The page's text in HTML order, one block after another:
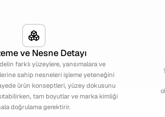
ve Nesne Detayı
farklı yüzeylere, yansımalara ve
sahip nesneleri işleme yeteneğini
ürün konseptleri, yüzey dokusunu
tam boyutlar ve marka kimliği
doğrulama gerektirir.